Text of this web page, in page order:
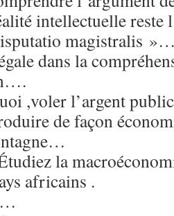
intellectuelle reste
magistralis
dans la
,voler l’argent
de façon
la
africains .